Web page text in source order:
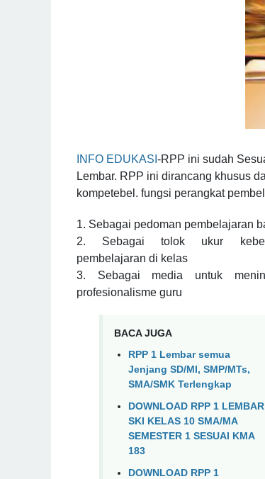
INFO EDUKASI -RPP ini sudah
Lembar. RPP ini dirancang khusus
kompetebel. fungsi perangkat
1. Sebagai pedoman pembelajaran
2. Sebagai tolok ukur
pembelajaran di kelas
3. Sebagai media untuk
profesionalisme guru
BACA JUGA
RPP 1 Lembar semua
Jenjang SD/MI, SMP/MTs,
SMA/SMK Terlengkap
DOWNLOAD RPP 1 LEMBAR
SKI KELAS 10 SMA/MA
SEMESTER 1 SESUAI KMA
183
DOWNLOAD RPP 1